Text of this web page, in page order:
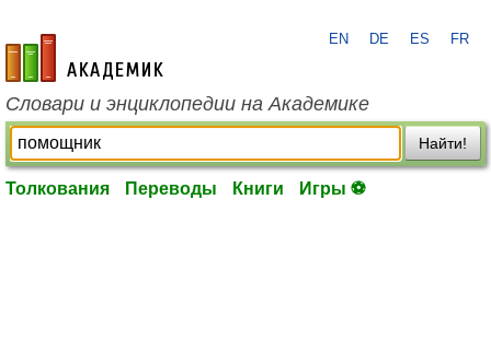
academic.ru
EN DE ES FR
Словари и энциклопедии на Академике
Найти!
Толкования Переводы Книги Игры ⚽